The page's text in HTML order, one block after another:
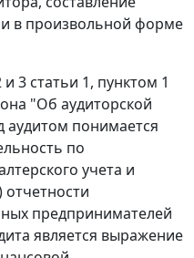
в произвольной форме
и 3 статьи 1, пунктом 1
"Об аудиторской
аудитом понимается
по
учета и
отчетности
предпринимателей
является выражение